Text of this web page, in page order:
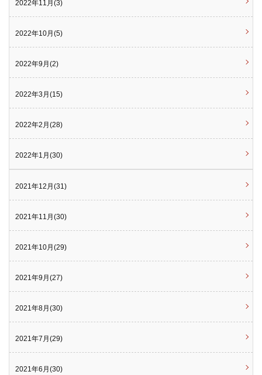
2022年11月(3)
2022年10月(5)
2022年9月(2)
2022年3月(15)
2022年2月(28)
2022年1月(30)
2021年12月(31)
2021年11月(30)
2021年10月(29)
2021年9月(27)
2021年8月(30)
2021年7月(29)
2021年6月(30)